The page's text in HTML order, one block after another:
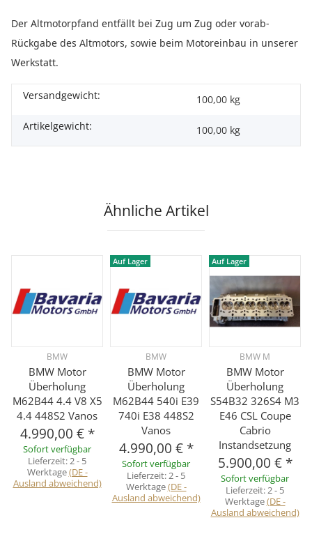
Der Altmotorpfand entfällt bei Zug um Zug oder vorab-
Rückgabe des Altmotors, sowie beim Motoreinbau in unserer
Werkstatt.
Versandgewicht:
100,00 kg
Artikelgewicht:
100,00 kg
Ähnliche Artikel
BMW
BMW Motor
Überholung
M62B44 4.4 V8 X5
4.4 448S2 Vanos
4.990,00 € *
Sofort verfügbar
Lieferzeit:2 - 5
Werktage(DE -
Ausland abweichend)
Auf Lager
BMW
BMW Motor
Überholung
M62B44 540i E39
740i E38 448S2
Vanos
4.990,00 € *
Sofort verfügbar
Lieferzeit:2 - 5
Werktage(DE -
Ausland abweichend)
Auf Lager
BMW M
BMW Motor
Überholung
S54B32 326S4 M3
E46 CSL Coupe
Cabrio
Instandsetzung
5.900,00 € *
Sofort verfügbar
Lieferzeit:2 - 5
Werktage(DE -
Ausland abweichend)